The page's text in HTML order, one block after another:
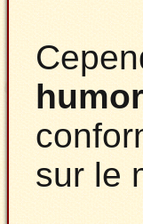
sur le